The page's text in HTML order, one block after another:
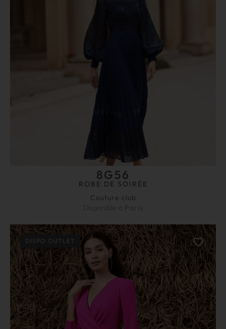
8G56
ROBE DE SOIRÉE
Couture club
Disponible à Paris
DISPO OUTLET